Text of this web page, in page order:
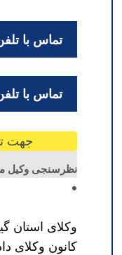
تماس با
تماس با
جهت
نظرسنجی وکیل
وکلای استان
کانون وکلای